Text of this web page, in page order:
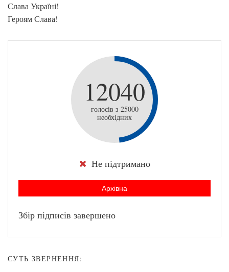
Слава Україні!
Героям Слава!
12040
голосів з 25000
необхідних
Не підтримано
Архівна
Збір підписів завершено
СУТЬ ЗВЕРНЕННЯ: